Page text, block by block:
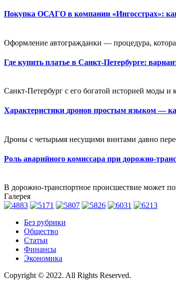
Покупка ОСАГО в компании «Ингосстрах»:
Оформление автогражданки — процедура,
Где купить платье в Санкт-Петербурге:
Санкт-Петербург с его богатой историей моды
Характеристики дронов простым языком —
Дроны с четырьмя несущими винтами давно
Роль аварийного комиссара при дорожно-
В дорожно-транспортное происшествие может
Галерея
Без рубрики
Общество
Статьи
Финансы
Экономика
Copyright © 2022. All Rights Reserved.